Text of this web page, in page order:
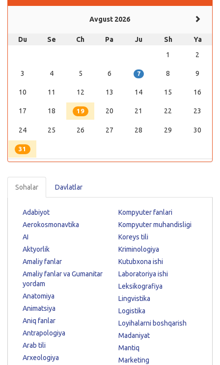
Avgust 2026
Du Se Ch Pa Ju Sh
Ya
1
2
3 4 5 6 7 8 9
10 11 12 13 14 15 16
17 18 19 20 21 22 23
24 25 26 27 28 29 30
31
Sohalar Davlatlar
Adabiyot
Aerokosmonavtika
AI
Aktyorlik
Amaliy fanlar
Amaliy fanlar va Gumanitar
yordam
Anatomiya
Animatsiya
Aniq fanlar
Antrapologiya
Arab tili
Arxeologiya
Kompyuter fanlari
Kompyuter muhandisligi
Koreys tili
Kriminologiya
Kutubxona ishi
Laboratoriya ishi
Leksikografiya
Lingvistika
Logistika
Loyihalarni boshqarish
Madaniyat
Mantiq
Marketing